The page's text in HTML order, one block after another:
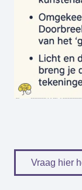
Vraag hier